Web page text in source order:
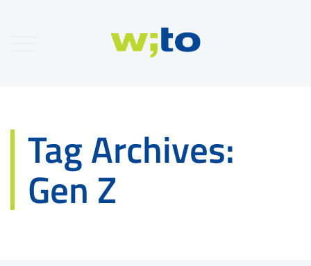
Tag Archives:
Gen Z